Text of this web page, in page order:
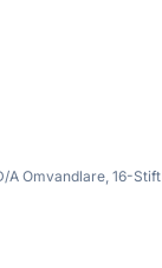
A Omvandlare, 16-Stift